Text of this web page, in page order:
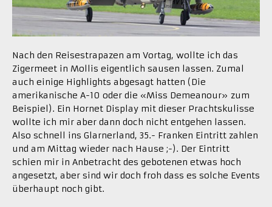
Nach den Reisestrapazen am Vortag, wollte ich das
Zigermeet in Mollis eigentlich sausen lassen. Zumal
auch einige Highlights abgesagt hatten (Die
amerikanische A-10 oder die «Miss Demeanour» zum
Beispiel). Ein Hornet Display mit dieser Prachtskulisse
wollte ich mir aber dann doch nicht entgehen lassen.
Also schnell ins Glarnerland, 35.- Franken Eintritt zahlen
und am Mittag wieder nach Hause ;-). Der Eintritt
schien mir in Anbetracht des gebotenen etwas hoch
angesetzt, aber sind wir doch froh dass es solche Events
überhaupt noch gibt.